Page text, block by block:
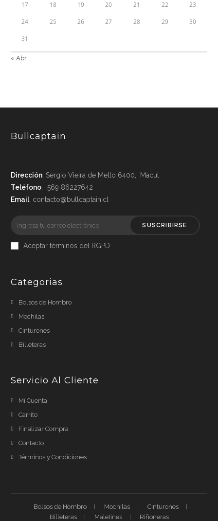
17 18 19 20 21 22 23
24 25 26 27 28 29 30
31
« Abr
Bullcaptain
Dirección: Sergio Vieira de Mello 6400, Macul
Teléfono: +569 86227642
Email: contacto@bullcaptain.cl
SUSCRIBIRSE
Aceptar términos del RGPD
Categorias
Bolsos de Hombro
Mochilas
Cinturones
Billeteras
Servicio Al Cliente
Mi Cuenta
Carrito
Finalizar Compra
Contacto
Términos y Condiciones
Bolsos de Hombro Mochilas
Cinturones
Billeteras
Maletines Riñoneras